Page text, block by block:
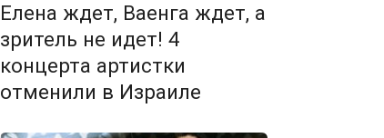
Елена ждет, Ваенга ждет, а
зритель не идет! 4
концерта артистки
отменили в Израиле